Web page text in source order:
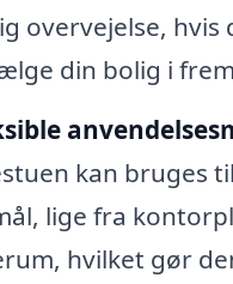
overvejelse,
din bolig i
kan bruges
lige fra
hvilket gør